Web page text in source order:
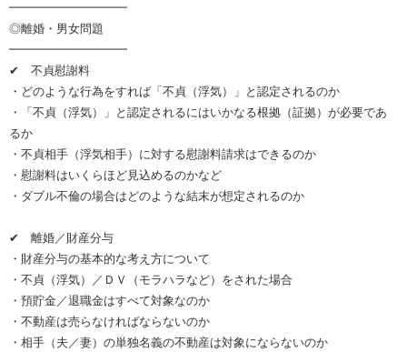
━━━━━━━━━━
◎離婚・男女問題
━━━━━━━━━━
✔ 不貞慰謝料
・どのような行為をすれば「不貞（浮気）」と認定されるのか
・「不貞（浮気）」と認定されるにはいかなる根拠（証拠）が必要であ
るか
・不貞相手（浮気相手）に対する慰謝料請求はできるのか
・慰謝料はいくらほど見込めるのかなど
・ダブル不倫の場合はどのような結末が想定されるのか
✔ 離婚／財産分与
・財産分与の基本的な考え方について
・不貞（浮気）／ＤＶ（モラハラなど）をされた場合
・預貯金／退職金はすべて対象なのか
・不動産は売らなければならないのか
・相手（夫／妻）の単独名義の不動産は対象にならないのか